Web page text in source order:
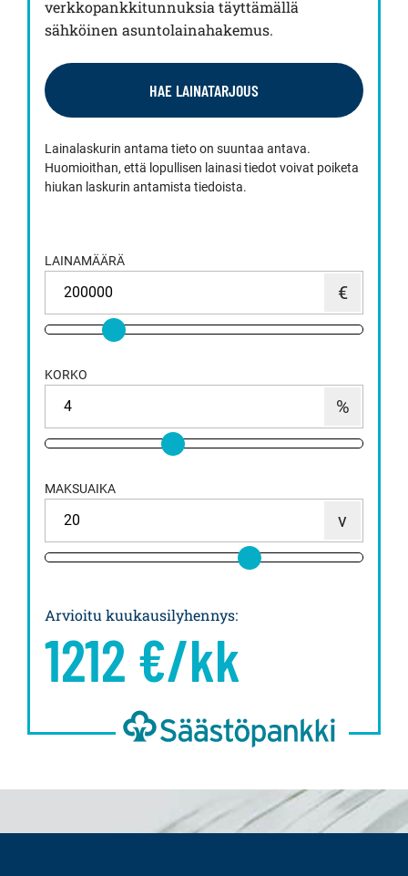
verkkopankkitunnuksia täyttämällä
sähköinen asuntolainahakemus.
HAE LAINATARJOUS
Lainalaskurin antama tieto on suuntaa antava.
Huomioithan, että lopullisen lainasi tiedot voivat poiketa
hiukan laskurin antamista tiedoista.
LAINAMÄÄRÄ
KORKO
MAKSUAIKA
Arvioitu kuukausilyhennys:
1212 €/kk